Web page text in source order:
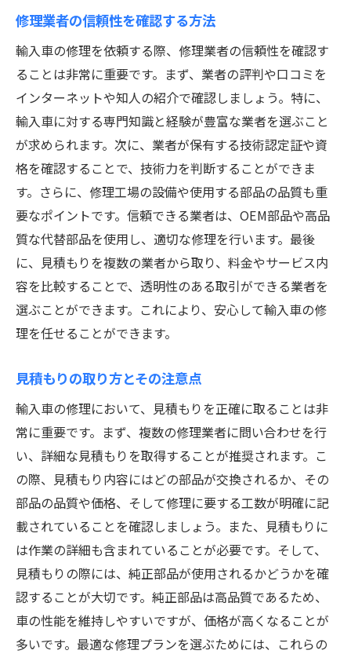
修理業者の信頼性を確認する方法
輸入車の修理を依頼する際、修理業者の信頼性を確認す
ることは非常に重要です。まず、業者の評判や口コミを
インターネットや知人の紹介で確認しましょう。特に、
輸入車に対する専門知識と経験が豊富な業者を選ぶこと
が求められます。次に、業者が保有する技術認定証や資
格を確認することで、技術力を判断することができま
す。さらに、修理工場の設備や使用する部品の品質も重
要なポイントです。信頼できる業者は、OEM部品や高品
質な代替部品を使用し、適切な修理を行います。最後
に、見積もりを複数の業者から取り、料金やサービス内
容を比較することで、透明性のある取引ができる業者を
選ぶことができます。これにより、安心して輸入車の修
理を任せることができます。
見積もりの取り方とその注意点
輸入車の修理において、見積もりを正確に取ることは非
常に重要です。まず、複数の修理業者に問い合わせを行
い、詳細な見積もりを取得することが推奨されます。こ
の際、見積もり内容にはどの部品が交換されるか、その
部品の品質や価格、そして修理に要する工数が明確に記
載されていることを確認しましょう。また、見積もりに
は作業の詳細も含まれていることが必要です。そして、
見積もりの際には、純正部品が使用されるかどうかを確
認することが大切です。純正部品は高品質であるため、
車の性能を維持しやすいですが、価格が高くなることが
多いです。最適な修理プランを選ぶためには、これらの